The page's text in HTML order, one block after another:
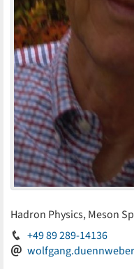
Hadron Physics, Meson
+49 89 289-14136